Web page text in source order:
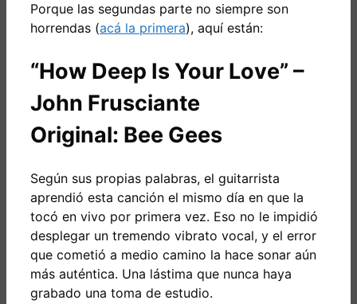
Porque las segundas parte no siempre son
horrendas (acá la primera), aquí están:
“How Deep Is Your Love” –
John Frusciante
Original: Bee Gees
Según sus propias palabras, el guitarrista
aprendió esta canción el mismo día en que la
tocó en vivo por primera vez. Eso no le impidió
desplegar un tremendo vibrato vocal, y el error
que cometió a medio camino la hace sonar aún
más auténtica. Una lástima que nunca haya
grabado una toma de estudio.